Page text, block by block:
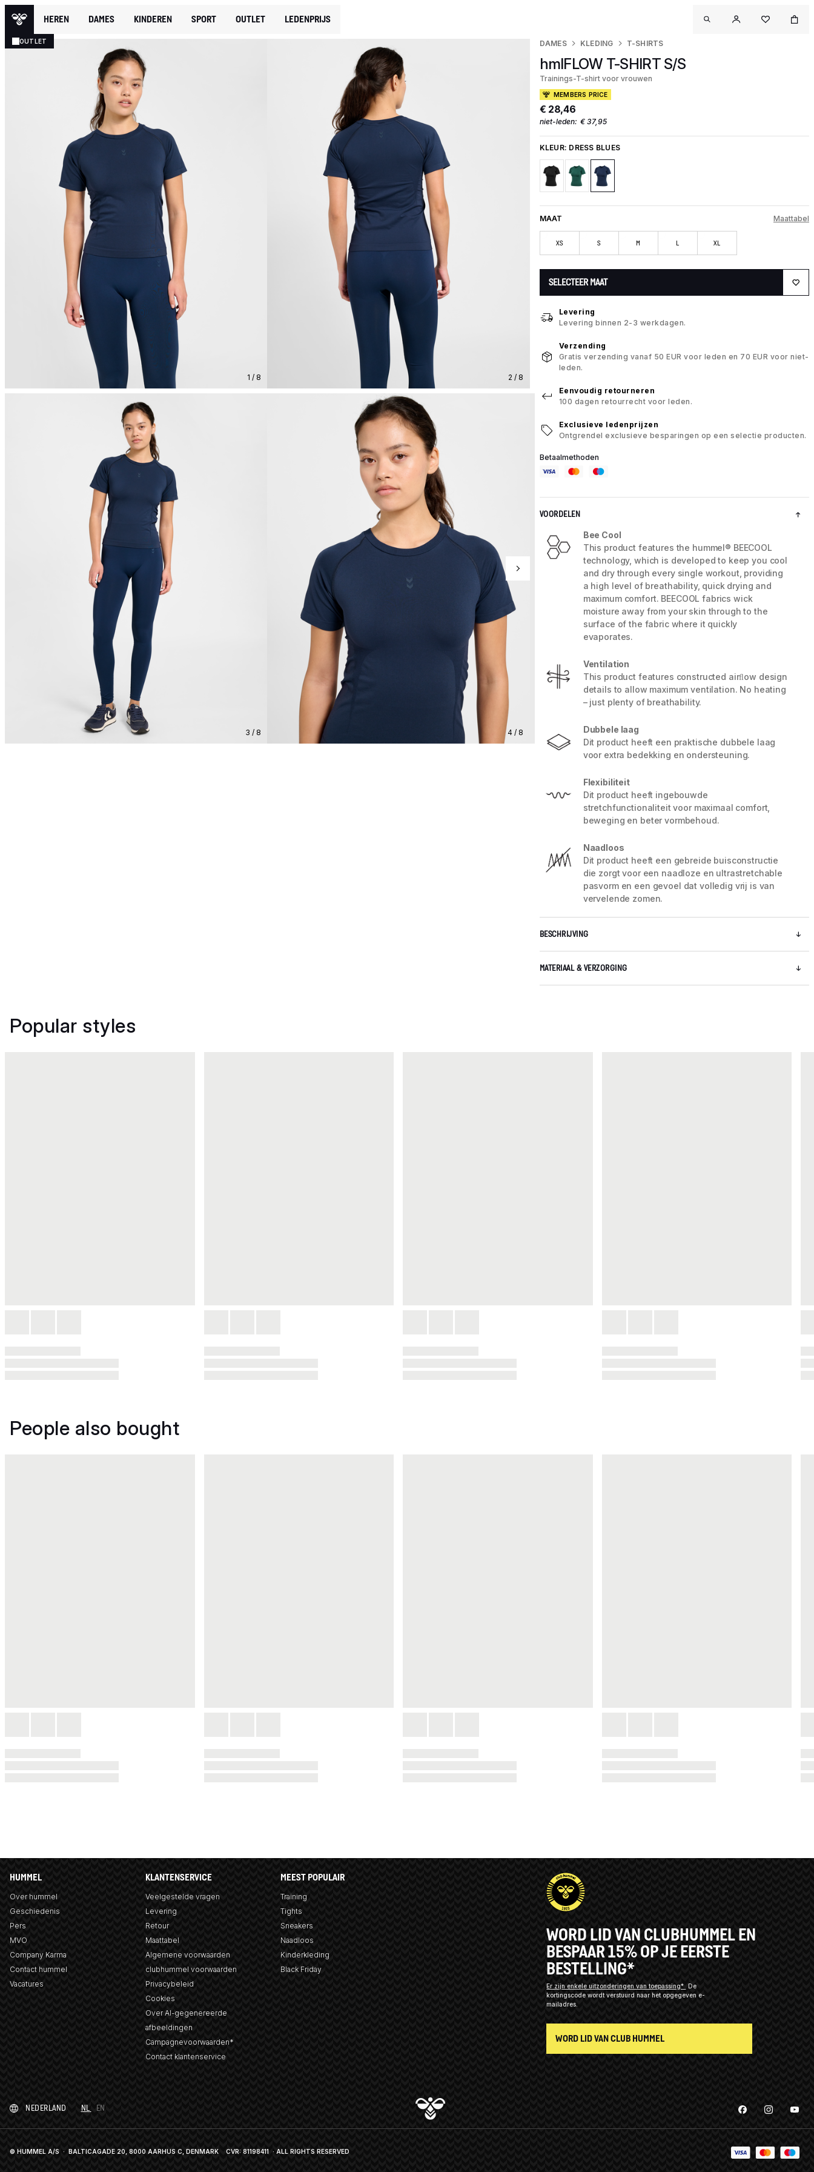
HEREN DAMES KINDEREN SPORT OUTLET LEDENPRIJS
OUTLET
1 / 8 2 / 8
3 / 8 4 / 8
DAMES KLEDING T-SHIRTS
hmlFLOW T-SHIRT S/S
Trainings-T-shirt voor vrouwen
MEMBERS PRICE
€ 28,46
niet-leden: € 37,95
KLEUR: DRESS BLUES
MAAT Maattabel
XS S M L XL
SELECTEER MAAT
Levering
Levering binnen 2-3 werkdagen.
Verzending
Gratis verzending vanaf 50 EUR voor leden en 70 EUR voor niet-
leden.
Eenvoudig retourneren
100 dagen retourrecht voor leden.
Exclusieve ledenprijzen
Ontgrendel exclusieve besparingen op een selectie producten.
Betaalmethoden
VOORDELEN
Bee Cool
This product features the hummel® BEECOOL
technology, which is developed to keep you cool
and dry through every single workout, providing
a high level of breathability, quick drying and
maximum comfort. BEECOOL fabrics wick
moisture away from your skin through to the
surface of the fabric where it quickly
evaporates.
Ventilation
This product features constructed airﬂow design
details to allow maximum ventilation. No heating
– just plenty of breathability.
Dubbele laag
Dit product heeft een praktische dubbele laag
voor extra bedekking en ondersteuning.
Flexibiliteit
Dit product heeft ingebouwde
stretchfunctionaliteit voor maximaal comfort,
beweging en beter vormbehoud.
Naadloos
Dit product heeft een gebreide buisconstructie
die zorgt voor een naadloze en ultrastretchable
pasvorm en een gevoel dat volledig vrij is van
vervelende zomen.
BESCHRIJVING
MATERIAAL & VERZORGING
Popular styles
People also bought
HUMMEL
Over hummel
Geschiedenis
Pers
MVO
Company Karma
Contact hummel
Vacatures
KLANTENSERVICE
Veelgestelde vragen
Levering
Retour
Maattabel
Algemene voorwaarden
clubhummel voorwaarden
Privacybeleid
Cookies
Over AI-gegenereerde
afbeeldingen
Campagnevoorwaarden*
Contact klantenservice
MEEST POPULAIR
Training
Tights
Sneakers
Naadloos
Kinderkleding
Black Friday
WORD LID VAN CLUBHUMMEL EN
BESPAAR 15% OP JE EERSTE
BESTELLING*
Er zijn enkele uitzonderingen van toepassing*
De
kortingscode wordt verstuurd naar het opgegeven e-
mailadres.
WORD LID VAN CLUB HUMMEL
NEDERLAND NL EN
© HUMMEL A/S · BALTICAGADE 20, 8000 AARHUS C, DENMARK CVR: 81198411 · ALL RIGHTS RESERVED